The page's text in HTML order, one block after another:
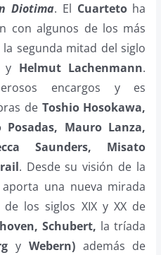
Diotima. El Cuartetoha
con algunos de los más
segunda mitad del siglo
y Helmut Lachenmann.
encargos y es
de Toshio Hosokawa,
Mauro Lanza,
Saunders, Misato
. Desde su visión de la
aporta una nueva mirada
los siglos XIX y XX de
Schubert, la tríada
y Webern)además de